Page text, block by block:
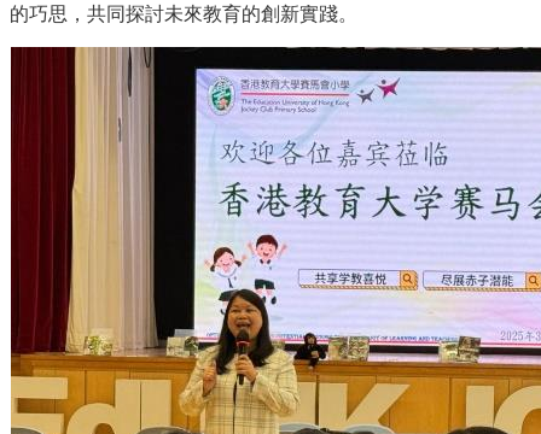
的巧思，共同探討未來教育的創新實踐。